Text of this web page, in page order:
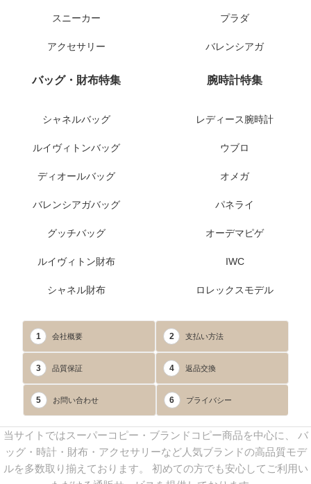
スニーカー
アクセサリー
プラダ
バレンシアガ
バッグ・財布特集
シャネルバッグ
ルイヴィトンバッグ
ディオールバッグ
バレンシアガバッグ
グッチバッグ
ルイヴィトン財布
シャネル財布
腕時計特集
レディース腕時計
ウブロ
オメガ
パネライ
オーデマピゲ
IWC
ロレックスモデル
1 会社概要 2 支払い方法
3 品質保証 4 返品交換
5 お問い合わせ 6 プライバシー
当サイトではスーパーコピー・ブランドコピー商品を中心に、 バ
ッグ・時計・財布・アクセサリーなど人気ブランドの高品質モデ
ルを多数取り揃えております。 初めての方でも安心してご利用い